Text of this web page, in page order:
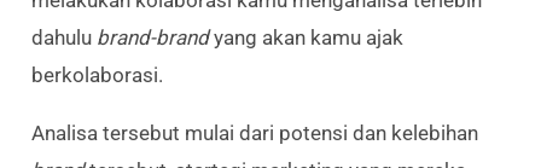
dahulu brand-brandyang akan kamu ajak
berkolaborasi.
Analisa tersebut mulai dari potensi dan kelebihan